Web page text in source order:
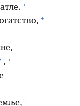
+
+
, +
+